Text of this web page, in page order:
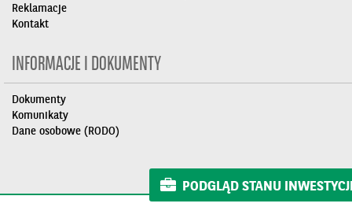
Reklamacje
Kontakt
INFORMACJE I DOKUMENTY
Dokumenty
Komunikaty
Dane osobowe (RODO)
PODGLĄD STANU